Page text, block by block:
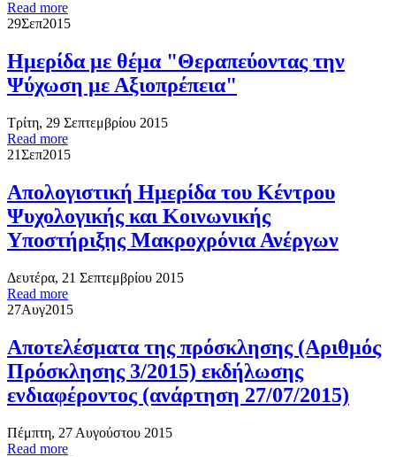
Read more
29Σεπ2015
Ημερίδα με θέμα "Θεραπεύοντας την
Ψύχωση με Αξιοπρέπεια"
Τρίτη, 29 Σεπτεμβρίου 2015
Read more
21Σεπ2015
Απολογιστική Ημερίδα του Κέντρου
Ψυχολογικής και Κοινωνικής
Υποστήριξης Μακροχρόνια Ανέργων
Δευτέρα, 21 Σεπτεμβρίου 2015
Read more
27Αυγ2015
Αποτελέσματα της πρόσκλησης (Αριθμός
Πρόσκλησης 3/2015) εκδήλωσης
ενδιαφέροντος (ανάρτηση 27/07/2015)
Πέμπτη, 27 Αυγούστου 2015
Read more